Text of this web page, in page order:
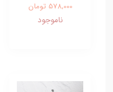
578,000 تومان
ناموجود